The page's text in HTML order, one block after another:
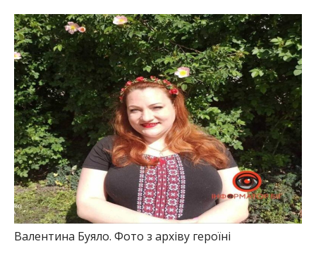
Валентина Буяло. Фото з архіву героїні